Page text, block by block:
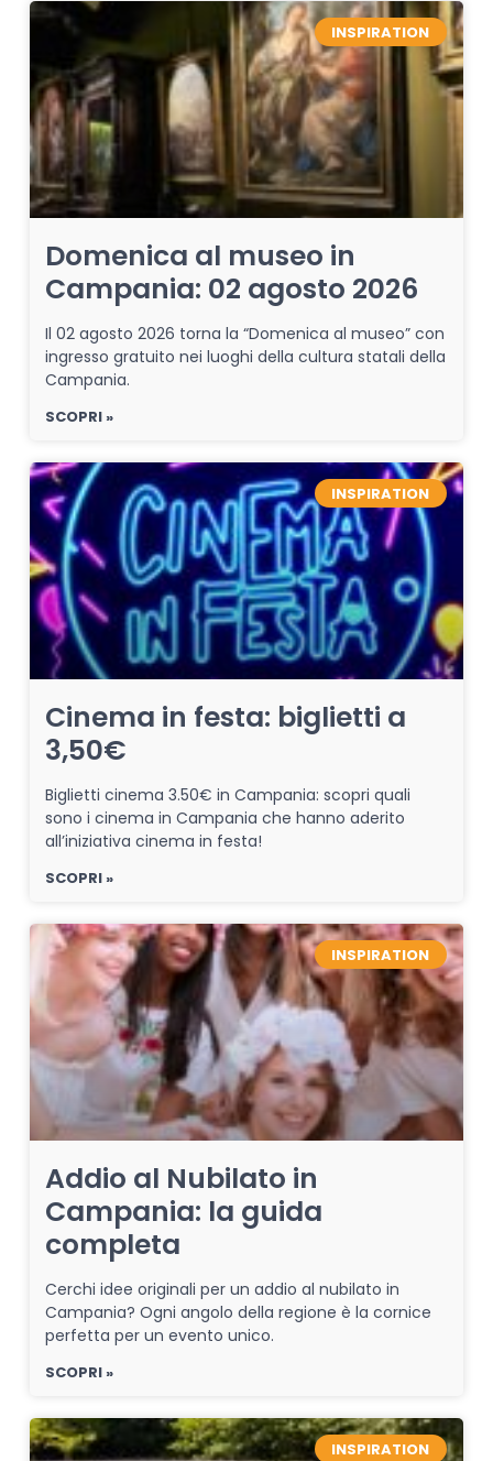
INSPIRATION
Domenica al museo in
Campania: 02 agosto 2026
Il 02 agosto 2026 torna la “Domenica al museo” con
ingresso gratuito nei luoghi della cultura statali della
Campania.
SCOPRI »
INSPIRATION
Cinema in festa: biglietti a
3,50€
Biglietti cinema 3.50€ in Campania: scopri quali
sono i cinema in Campania che hanno aderito
all’iniziativa cinema in festa!
SCOPRI »
INSPIRATION
Addio al Nubilato in
Campania: la guida
completa
Cerchi idee originali per un addio al nubilato in
Campania? Ogni angolo della regione è la cornice
perfetta per un evento unico.
SCOPRI »
INSPIRATION